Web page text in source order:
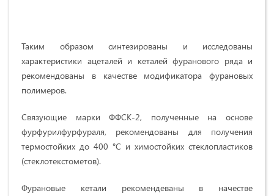
Таким образом синтезированы и исследованы
характеристики ацеталей и кеталей фуранового ряда и
рекомендованы в качестве модификатора фурановых
полимеров.
Связующие марки ФФСК-2, полученные на основе
фурфурилфурфураля, рекомендованы для получения
термостойких до 400 °С и химостойких стеклопластиков
(стеклотекстометов).
Фурановые кетали рекомендеваны в начестве